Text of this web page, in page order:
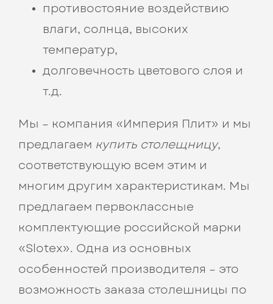
противостояние воздействию
влаги, солнца, высоких
температур,
долговечность цветового слоя и
т.д.
Мы – компания «Империя Плит» и мы
предлагаем купить столещницу,
соответствующую всем этим и
многим другим характеристикам. Мы
предлагаем первоклассные
комплектующие российской марки
«Slotex». Одна из основных
особенностей производителя – это
возможность заказа столешницы по